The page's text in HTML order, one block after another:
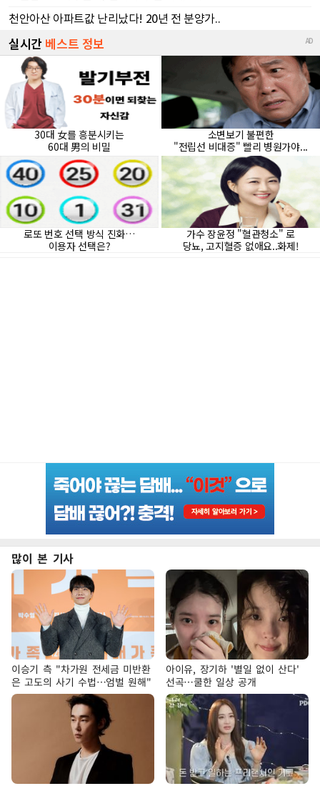
많이 본 기사
이승기 측 "차가원 전세금 미반환
은 고도의 사기 수법…엄벌 원해"
아이유, 장기하 '별일 없이 산다'
선곡…쿨한 일상 공개